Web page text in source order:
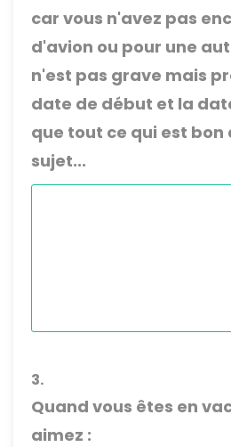
car vous n'avez pas
d'avion ou pour une
n'est pas grave mais
date de début et la
que tout ce qui est bon
sujet...
3.
Quand vous êtes en
aimez :